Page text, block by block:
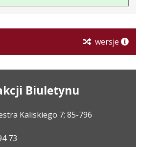
wersje
Biuletynu
Kaliskiego 7; 85-796
73